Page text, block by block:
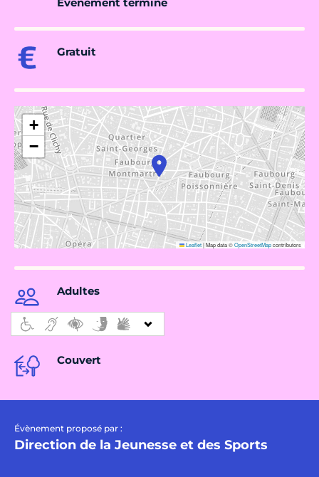
Gratuit
+
−
Leaflet|Map data ©OpenStreetMapcontributors
Adultes
Couvert
Évènement proposé par :
Direction de la Jeunesse et des Sports